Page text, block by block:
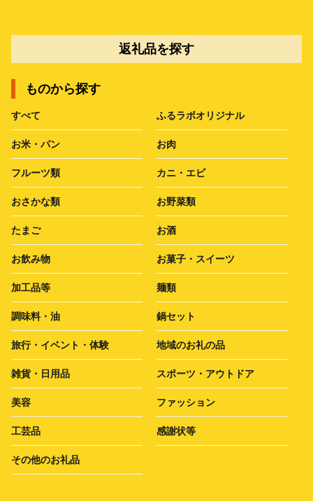
返礼品を探す
ものから探す
すべて ふるラボオリジナル
お米・パン お肉
フルーツ類 カニ・エビ
おさかな類 お野菜類
たまご お酒
お飲み物 お菓子・スイーツ
加工品等 麺類
調味料・油 鍋セット
旅行・イベント・体験 地域のお礼の品
雑貨・日用品 スポーツ・アウトドア
美容 ファッション
工芸品 感謝状等
その他のお礼品